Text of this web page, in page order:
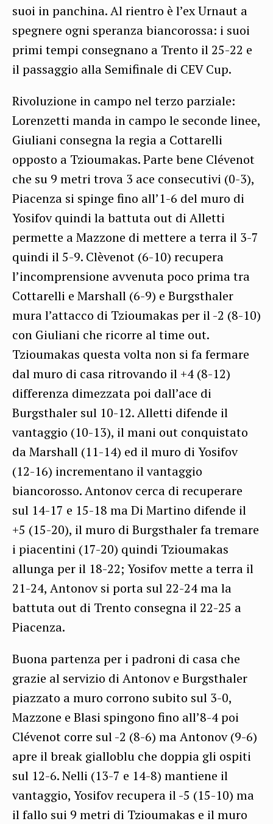
suoi in panchina. Al rientro è l’ex Urnaut a
spegnere ogni speranza biancorossa: i suoi
primi tempi consegnano a Trento il 25-22 e
il passaggio alla Semifinale di CEV Cup.
Rivoluzione in campo nel terzo parziale:
Lorenzetti manda in campo le seconde linee,
Giuliani consegna la regia a Cottarelli
opposto a Tzioumakas. Parte bene Clévenot
che su 9 metri trova 3 ace consecutivi (0-3),
Piacenza si spinge fino all’1-6 del muro di
Yosifov quindi la battuta out di Alletti
permette a Mazzone di mettere a terra il 3-7
quindi il 5-9. Clèvenot (6-10) recupera
l’incomprensione avvenuta poco prima tra
Cottarelli e Marshall (6-9) e Burgsthaler
mura l’attacco di Tzioumakas per il -2 (8-10)
con Giuliani che ricorre al time out.
Tzioumakas questa volta non si fa fermare
dal muro di casa ritrovando il +4 (8-12)
differenza dimezzata poi dall’ace di
Burgsthaler sul 10-12. Alletti difende il
vantaggio (10-13), il mani out conquistato
da Marshall (11-14) ed il muro di Yosifov
(12-16) incrementano il vantaggio
biancorosso. Antonov cerca di recuperare
sul 14-17 e 15-18 ma Di Martino difende il
+5 (15-20), il muro di Burgsthaler fa tremare
i piacentini (17-20) quindi Tzioumakas
allunga per il 18-22; Yosifov mette a terra il
21-24, Antonov si porta sul 22-24 ma la
battuta out di Trento consegna il 22-25 a
Piacenza.
Buona partenza per i padroni di casa che
grazie al servizio di Antonov e Burgsthaler
piazzato a muro corrono subito sul 3-0,
Mazzone e Blasi spingono fino all’8-4 poi
Clévenot corre sul -2 (8-6) ma Antonov (9-6)
apre il break gialloblu che doppia gli ospiti
sul 12-6. Nelli (13-7 e 14-8) mantiene il
vantaggio, Yosifov recupera il -5 (15-10) ma
il fallo sui 9 metri di Tzioumakas e il muro